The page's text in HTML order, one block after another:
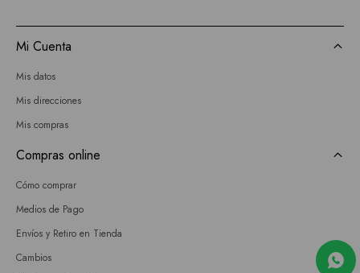
Mi Cuenta
Mis datos
Mis direcciones
Mis compras
Compras online
Cómo comprar
Medios de Pago
Envíos y Retiro en Tienda
Cambios